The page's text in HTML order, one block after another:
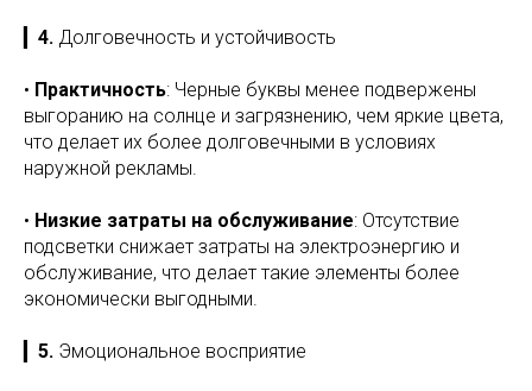
4. Долговечность и устойчивость
• Практичность: Черные буквы менее подвержены
выгоранию на солнце и загрязнению, чем яркие цвета,
что делает их более долговечными в условиях
наружной рекламы.
• Низкие затраты на обслуживание: Отсутствие
подсветки снижает затраты на электроэнергию и
обслуживание, что делает такие элементы более
экономически выгодными.
5. Эмоциональное восприятие